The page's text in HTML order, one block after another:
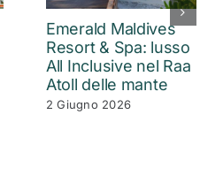
Emerald Maldives
Resort & Spa: lusso
All Inclusive nel Raa
Atoll delle mante
2 Giugno 2026